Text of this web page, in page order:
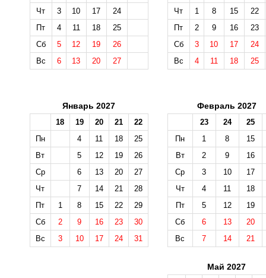
Чт
3 10 17
24
Пт
4 11 18
25
Сб
5 12 19
26
Вс
6 13 20 27
Чт
1 8 15
22
Пт
2 9 16
23
Сб
3 10 17
24
Вс
4 11 18 25
Январь 2027
18 19 20 21
22
Пн
4 11 18
25
Вт
5 12 19
26
Ср
6 13 20
27
Чт
7 14 21
28
Пт
1 8 15 22
29
Сб
2 9 16 23
30
Вс
3 10 17 24 31
Февраль 2027
23 24
25
Пн
1 8
15
Вт
2 9
16
Ср
3 10
17
Чт
4 11
18
Пт
5 12
19
Сб
6 13
20
Вс
7 14 21
Май 2027